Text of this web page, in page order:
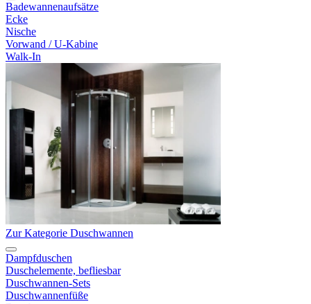
Badewannenaufsätze
Ecke
Nische
Vorwand / U-Kabine
Walk-In
Zur Kategorie Duschwannen
Dampfduschen
Duschelemente, befliesbar
Duschwannen-Sets
Duschwannenfüße